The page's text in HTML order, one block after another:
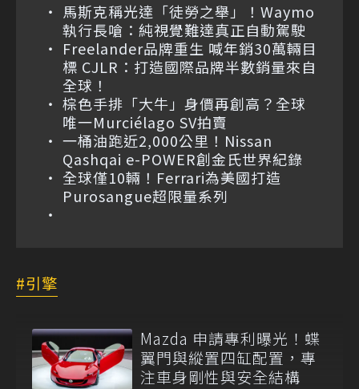
馬斯克稱光達「徒勞之舉」！Waymo
執行長嗆：純視覺難達真正自動駕駛
Freelander品牌重生 喊年銷30萬輛目
標 CJLR：打造國際品牌半數銷量來自
全球！
棕色手排「大牛」身價再創高？全球
唯一Murciélago SV拍賣
一桶油跑近2,000公里！Nissan
Qashqai e-POWER創金氏世界紀錄
全球僅10輛！Ferrari為美國打造
Purosangue超限量系列
引擎
Mazda 申請專利曝光！蝶
翼門與縱置四缸配置，專
注車身剛性與安全結構